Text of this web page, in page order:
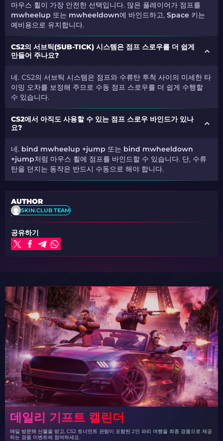
마우스 휠이 가장 안전한 선택입니다. 많은 플레이어가 점프를
mwheelup 또는 mwheeldown에 바인드하고,Space 키는
예비용으로 유지합니다.
CS2의 서브틱(SUB-TICK) 시스템은 점프 스로우를 더 쉽게
만들어 주나요?
네. CS2의 서브틱 시스템은 점프와 수류탄 투척 사이의 미세한 타
이밍 오차를 보정해 주므로 수동 점프 스로우를 더 쉽게 수행할
수 있습니다.
CS2에서 아직도 사용할 수 있는 점프 스로우 바인드가 있나
요?
네. bind mwheelup +jump 또는 bind mwheeldown
+jump처럼 마우스 휠에 점프를 바인드할 수 있습니다. 단, 수류
탄을 던지는 동작은 반드시 수동으로 해야 합니다.
AUTHOR
SKIN.CLUB TEAM
공유하기
데일리 기프트 캘린더
매일 방문해 선물을 받고, CS2 토너먼트 관람이 포함된 2인 파리 여행을 최종 경품으로 제공
하는 경품 이벤트에 참여하세요.